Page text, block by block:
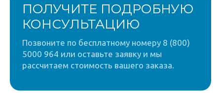
ПОЛУЧИТЕ ПОДРОБНУЮ
КОНСУЛЬТАЦИЮ
Позвоните по бесплатному номеру 8 (800)
5000 964 или оставьте заявку и мы
рассчитаем стоимость вашего заказа.